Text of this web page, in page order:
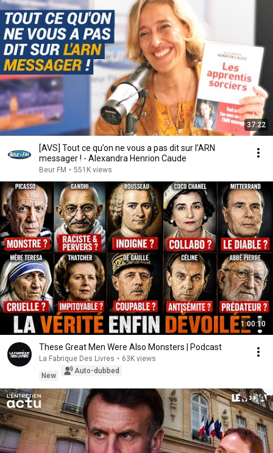
37:22
[AVS] Tout ce qu’on ne vous a pas dit sur l’ARN
messager ! - Alexandra Henrion Caude
Beur FM • 551K views
1:00:10
These Great Men Were Also Monsters | Podcast
La Fabrique Des Livres • 63K views
New
Auto-dubbed